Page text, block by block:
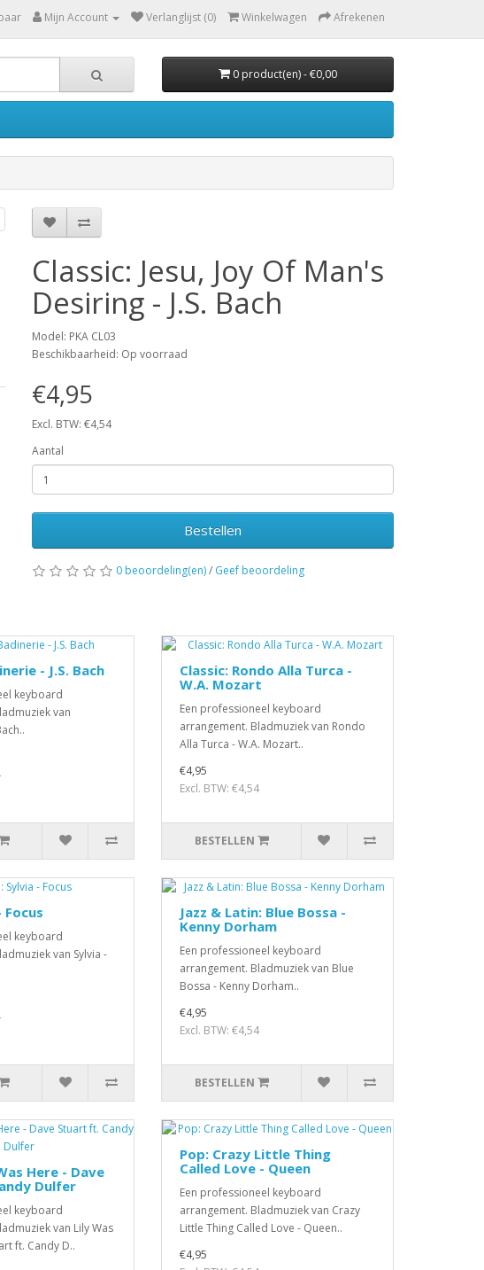
Mijn Account Verlanglijst (0) Winkelwagen Afrekenen
0 product(en) - €0,00
Classic: Jesu, Joy Of Man's
Desiring - J.S. Bach
Model: PKA CL03
Beschikbaarheid: Op voorraad
€4,95
Excl. BTW: €4,54
Aantal
Bestellen
0 beoordeling(en)/ Geef beoordeling
- J.S. Bach
keyboard
van
Classic: Rondo Alla Turca -
W.A. Mozart
Een professioneel keyboard
arrangement. Bladmuziek van Rondo
Alla Turca - W.A. Mozart..
€4,95
Excl. BTW: €4,54
BESTELLEN
Focus
keyboard
van Sylvia -
Jazz & Latin: Blue Bossa -
Kenny Dorham
Een professioneel keyboard
arrangement. Bladmuziek van Blue
Bossa - Kenny Dorham..
€4,95
Excl. BTW: €4,54
BESTELLEN
Here - Dave
Dulfer
keyboard
van Lily Was
ft. Candy D..
Pop: Crazy Little Thing
Called Love - Queen
Een professioneel keyboard
arrangement. Bladmuziek van Crazy
Little Thing Called Love - Queen..
€4,95